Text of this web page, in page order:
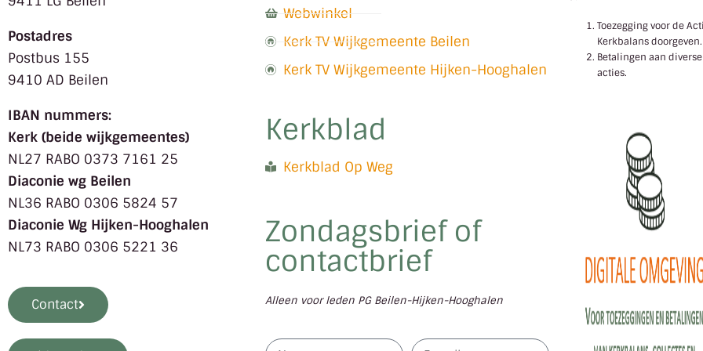
Postadres
Postbus 155
9410 AD Beilen
IBAN nummers:
Kerk (beide wijkgemeentes)
NL27 RABO 0373 7161 25
Diaconie wg Beilen
NL36 RABO 0306 5824 57
Diaconie Wg Hijken-Hooghalen
NL73 RABO 0306 5221 36
Contact
Toezegging voor de
Kerkbalans doorgeven.
Betalingen aan diverse
acties.
Webwinkel
Kerk TV Wijkgemeente Beilen
Kerk TV Wijkgemeente Hijken-Hooghalen
Kerkblad
Kerkblad Op Weg
Zondagsbrief of
contactbrief
Alleen voor leden PG Beilen-Hijken-Hooghalen